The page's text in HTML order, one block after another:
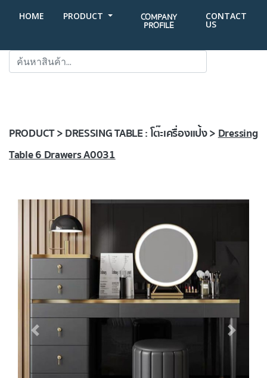
HOME PRODUCT COMPANY
PROFILE
CONTACT
US
PRODUCT > DRESSING TABLE : โต๊ะเครื่องแป้ง >Dressing
Table 6 Drawers A0031